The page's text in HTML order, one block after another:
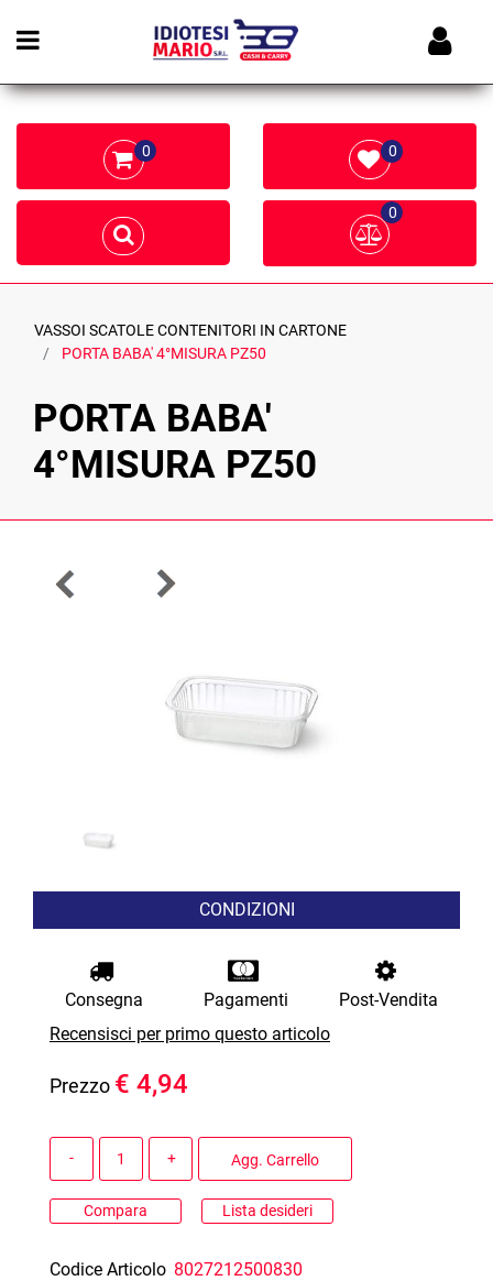
Open menu
0 0
0
VASSOI SCATOLE CONTENITORI IN CARTONE
PORTA BABA' 4°MISURA PZ50
PORTA BABA'
4°MISURA PZ50
CONDIZIONI
Consegna Pagamenti
Post-Vendita
Recensisci per primo questo articolo
Prezzo € 4,94
Agg. Carrello
Compara Lista desideri
Codice Articolo 8027212500830